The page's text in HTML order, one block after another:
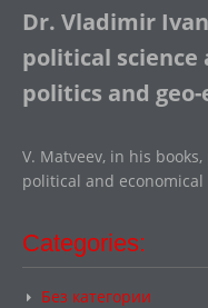
Dr. Vladimir
political science
politics and
V. Matveev, in his
political and
Categories:
Без категории